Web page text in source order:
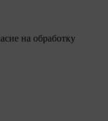
на обработку